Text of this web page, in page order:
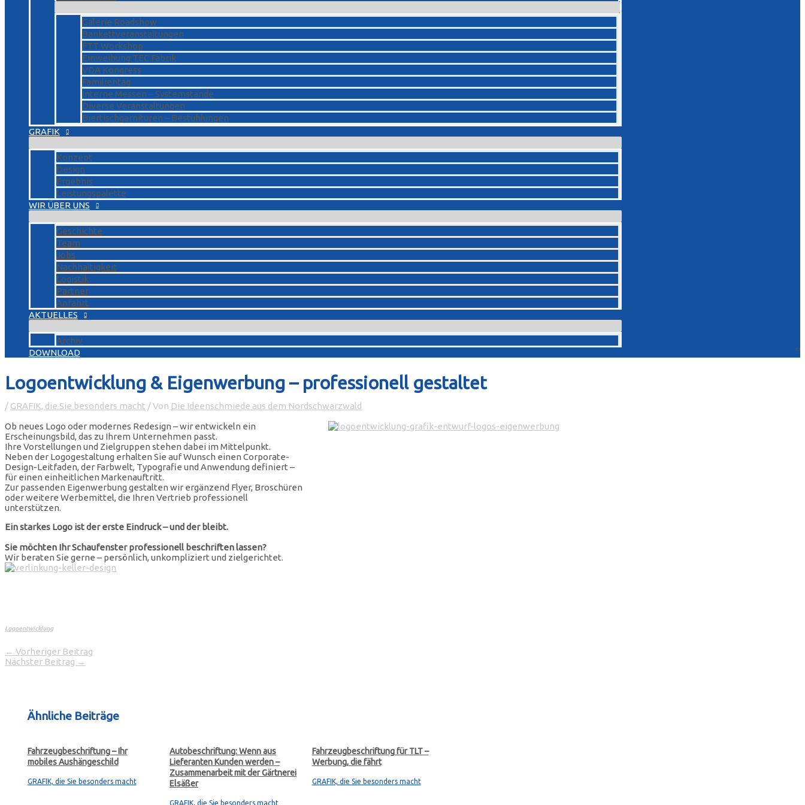
Galerie Roadshow
Bankettveranstaltungen
FTT Workshop
Einweihung TEC Fabrik
VDA Kongress
Familientag
Interne Messen – Systemstände
Diverse Veranstaltungen
Biertischgarnituren – Bestuhlungen
GRAFIK
Konzept
Design
Ergebnis
Leistungspalette
WIR ÜBER UNS
Geschichte
Team
Jobs
Nachhaltigkeit
Logistik
Partner
Anfahrt
AKTUELLES
Archiv
DOWNLOAD
Logoentwicklung & Eigenwerbung – professionell gestaltet
/ GRAFIK, die Sie besonders macht / Von Die Ideenschmiede aus dem Nordschwarzwald
Ob neues Logo oder modernes Redesign – wir entwickeln ein
Erscheinungsbild, das zu Ihrem Unternehmen passt.
Ihre Vorstellungen und Zielgruppen stehen dabei im Mittelpunkt.
Neben der Logogestaltung erhalten Sie auf Wunsch einen Corporate-
Design-Leitfaden, der Farbwelt, Typografie und Anwendung definiert –
für einen einheitlichen Markenauftritt.
Zur passenden Eigenwerbung gestalten wir ergänzend Flyer, Broschüren
oder weitere Werbemittel, die Ihren Vertrieb professionell
unterstützen.
Ein starkes Logo ist der erste Eindruck – und der bleibt.
Sie möchten Ihr Schaufenster professionell beschriften lassen?
Wir beraten Sie gerne – persönlich, unkompliziert und zielgerichtet.
Logoentwicklung
← Vorheriger Beitrag
Nächster Beitrag →
Ähnliche Beiträge
Fahrzeugbeschriftung – Ihr
mobiles Aushängeschild
GRAFIK, die Sie besonders macht
Autobeschriftung: Wenn aus
Lieferanten Kunden werden –
Zusammenarbeit mit der Gärtnerei
Elsäßer
GRAFIK, die Sie besonders macht
Fahrzeugbeschriftung für TLT –
Werbung, die fährt
GRAFIK, die Sie besonders macht